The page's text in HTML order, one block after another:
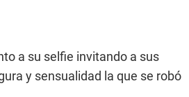
a su selfie invitando a sus
y sensualidad la que se robó